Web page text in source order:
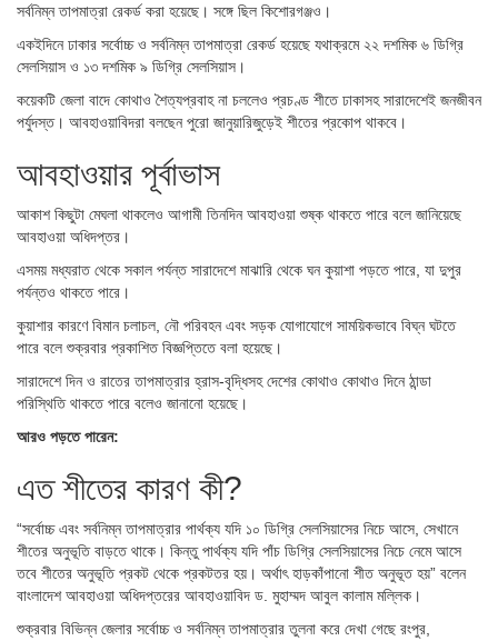
সর্বনিম্ন তাপমাত্রা রেকর্ড করা হয়েছে। সঙ্গে ছিল কিশোরগঞ্জও।
একইদিনে ঢাকার সর্বোচ্চ ও সর্বনিম্ন তাপমাত্রা রেকর্ড হয়েছে যথাক্রমে ২২ দশমিক ৬ ডিগ্রি
সেলসিয়াস ও ১৩ দশমিক ৯ ডিগ্রি সেলসিয়াস।
কয়েকটি জেলা বাদে কোথাও শৈত্যপ্রবাহ না চললেও প্রচণ্ড শীতে ঢাকাসহ সারাদেশেই জনজীবন
পর্যুদস্ত। আবহাওয়াবিদরা বলছেন পুরো জানুয়ারিজুড়েই শীতের প্রকোপ থাকবে।
আবহাওয়ার পূর্বাভাস
আকাশ কিছুটা মেঘলা থাকলেও আগামী তিনদিন আবহাওয়া শুষ্ক থাকতে পারে বলে জানিয়েছে
আবহাওয়া অধিদপ্তর।
এসময় মধ্যরাত থেকে সকাল পর্যন্ত সারাদেশে মাঝারি থেকে ঘন কুয়াশা পড়তে পারে, যা দুপুর
পর্যন্তও থাকতে পারে।
কুয়াশার কারণে বিমান চলাচল, নৌ পরিবহন এবং সড়ক যোগাযোগে সাময়িকভাবে বিঘ্ন ঘটতে
পারে বলে শুক্রবার প্রকাশিত বিজ্ঞপ্তিতে বলা হয়েছে।
সারাদেশে দিন ও রাতের তাপমাত্রার হ্রাস-বৃদ্ধিসহ দেশের কোথাও কোথাও দিনে ঠান্ডা
পরিস্থিতি থাকতে পারে বলেও জানানো হয়েছে।
আরও পড়তে পারেন:
এত শীতের কারণ কী?
“সর্বোচ্চ এবং সর্বনিম্ন তাপমাত্রার পার্থক্য যদি ১০ ডিগ্রি সেলসিয়াসের নিচে আসে, সেখানে
শীতের অনুভূতি বাড়তে থাকে। কিন্তু পার্থক্য যদি পাঁচ ডিগ্রি সেলসিয়াসের নিচে নেমে আসে
তবে শীতের অনুভূতি প্রকট থেকে প্রকটতর হয়। অর্থাৎ হাড়কাঁপানো শীত অনুভূত হয়” বলেন
বাংলাদেশ আবহাওয়া অধিদপ্তরের আবহাওয়াবিদ ড. মুহাম্মদ আবুল কালাম মল্লিক।
শুক্রবার বিভিন্ন জেলার সর্বোচ্চ ও সর্বনিম্ন তাপমাত্রার তুলনা করে দেখা গেছে রংপুর,